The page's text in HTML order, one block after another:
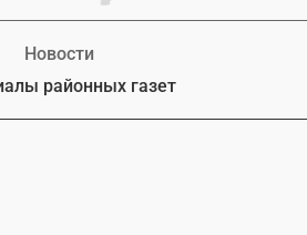
Новости
районных газет